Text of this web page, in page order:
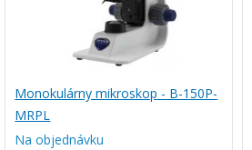
Monokulárny mikroskop - B-150P-
MRPL
Na objednávku